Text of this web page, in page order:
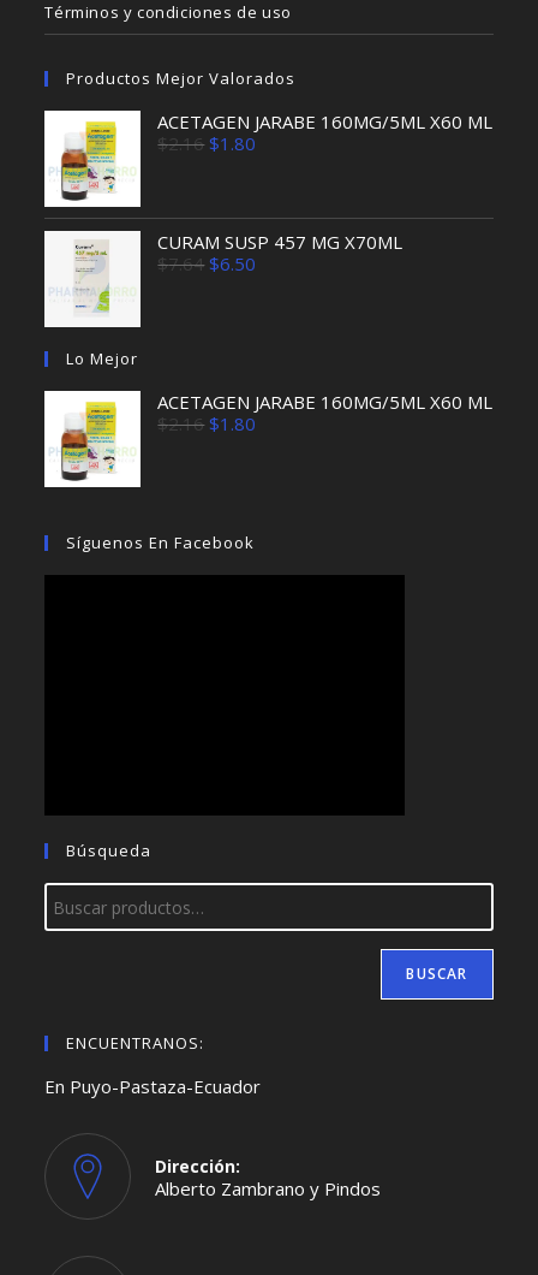
Términos y condiciones de uso
Productos Mejor Valorados
ACETAGEN JARABE 160MG/5ML X60 ML
$2.16El
$2.16.
$1.80
$1.80.
CURAM SUSP 457 MG X70ML
$7.64El
$6.50
Lo Mejor
ACETAGEN JARABE 160MG/5ML X60 ML
$2.16El
$1.80
Síguenos En Facebook
Búsqueda
BUSCAR
ENCUENTRANOS:
En Puyo-Pastaza-Ecuador
Dirección:
Alberto Zambrano y Pindos